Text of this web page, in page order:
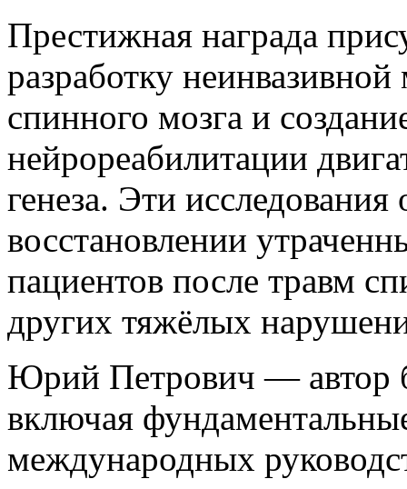
Престижная награда
разработку
спинного мозга и
нейрореабилитации
генеза. Эти
восстановлении
пациентов после травм
других тяжёлых
Юрий Петрович — автор
включая
международных